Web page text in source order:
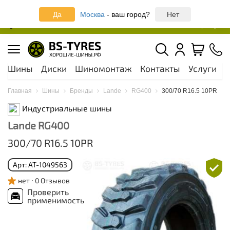
Записаться онлайн на шиномонтаж
Да Москва - ваш город? Нет
Шины Диски Шиномонтаж Контакты Услуги
Главная Шины Бренды Lande RG400 300/70 R16.5 10PR
Индустриальные шины
Lande RG400
300/70 R16.5 10PR
Арт: AT-1049563
нет
0 Отзывов
Проверить
применимость